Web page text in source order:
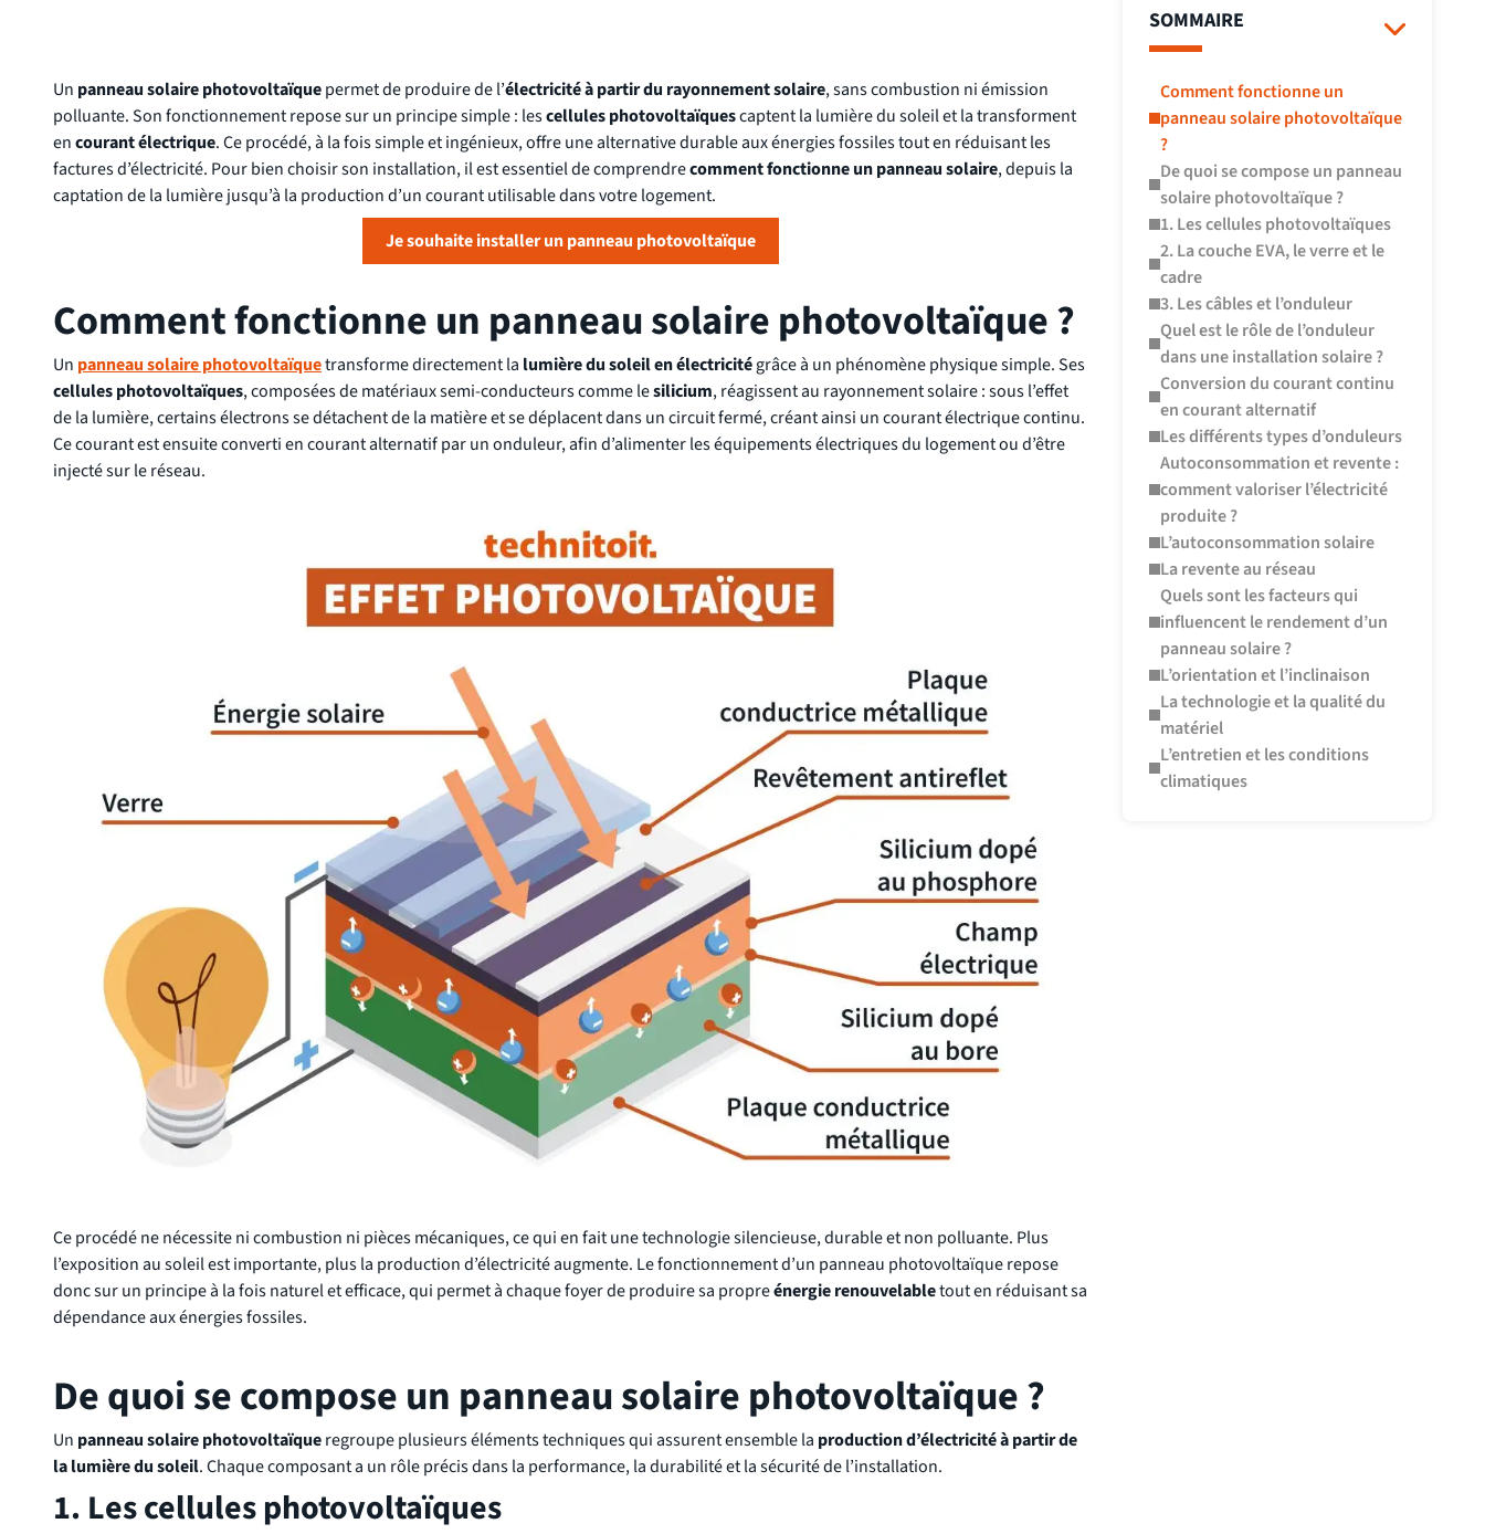
Un panneau solaire photovoltaïquepermet de produire de l’électricité à partir du rayonnement solaire, sans combustion ni émission
polluante. Son fonctionnement repose sur un principe simple : lescellules photovoltaïquescaptent la lumière du soleil et la transforment
encourant électrique. Ce procédé, à la fois simple et ingénieux, offre une alternative durable aux énergies fossiles tout en réduisant les
factures d’électricité. Pour bien choisir son installation, il est essentiel de comprendrecomment fonctionne un panneau solaire, depuis la
captation de la lumière jusqu’à la production d’un courant utilisable dans votre logement.
Je souhaite installer un panneau photovoltaïque
Comment fonctionne un panneau solaire photovoltaïque ?
Un panneau solaire photovoltaïquetransforme directement la lumière du soleil en électricitégrâce à un phénomène physique simple. Ses
cellules photovoltaïques, composées de matériaux semi-conducteurs comme lesilicium, réagissent au rayonnement solaire : sous l’effet
de la lumière, certains électrons se détachent de la matière et se déplacent dans un circuit fermé, créant ainsi un courant électrique continu.
Ce courant est ensuite converti en courant alternatif par un onduleur, afin d’alimenter les équipements électriques du logement ou d’être
injecté sur le réseau.
Ce procédé ne nécessite ni combustion ni pièces mécaniques, ce qui en fait une technologie silencieuse, durable et non polluante. Plus
l’exposition au soleil est importante, plus la production d’électricité augmente. Le fonctionnement d’un panneau photovoltaïque repose
donc sur un principe à la fois naturel et efficace, qui permet à chaque foyer de produire sa propreénergie renouvelabletout en réduisant sa
dépendance aux énergies fossiles.
De quoi se compose un panneau solaire photovoltaïque ?
Un panneau solaire photovoltaïqueregroupe plusieurs éléments techniques qui assurent ensemble la production d’électricité à partir de
la lumière du soleil. Chaque composant a un rôle précis dans la performance, la durabilité et la sécurité de l’installation.
1. Les cellules photovoltaïques
SOMMAIRE
Comment fonctionne un
panneau solaire photovoltaïque
?
De quoi se compose un panneau
solaire photovoltaïque ?
1. Les cellules photovoltaïques
2. La couche EVA, le verre et le
cadre
3. Les câbles et l’onduleur
Quel est le rôle de l’onduleur
dans une installation solaire ?
Conversion du courant continu
en courant alternatif
Les différents types d’onduleurs
Autoconsommation et revente :
comment valoriser l’électricité
produite ?
L’autoconsommation solaire
La revente au réseau
Quels sont les facteurs qui
influencent le rendement d’un
panneau solaire ?
L’orientation et l’inclinaison
La technologie et la qualité du
matériel
L’entretien et les conditions
climatiques